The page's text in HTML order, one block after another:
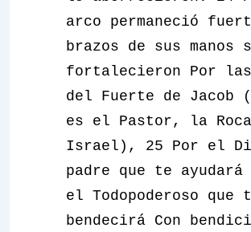
arco permaneció
brazos de sus manos
fortalecieron Por las
del Fuerte de Jacob
es el Pastor, la
Israel), 25 Por el
padre que te
el Todopoderoso que
bendecirá Con